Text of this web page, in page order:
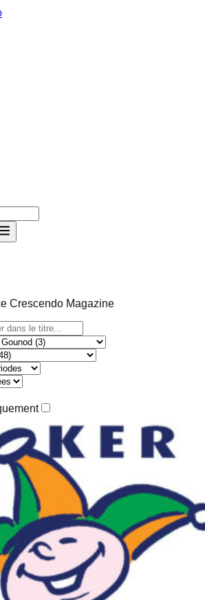
Crescendo Magazine